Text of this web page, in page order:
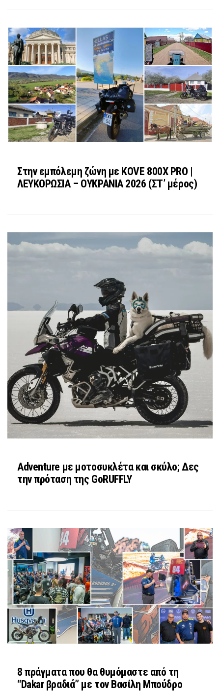
Στην εμπόλεμη ζώνη με KOVE 800X PRO |
ΛΕΥΚΟΡΩΣΙΑ – ΟΥΚΡΑΝΙΑ 2026 (ΣΤ’ μέρος)
Adventure με μοτοσυκλέτα και σκύλο; Δες
την πρόταση της GoRUFFLY
8 πράγματα που θα θυμόμαστε από τη
“Dakar βραδιά” με τον Βασίλη Μπούδρο